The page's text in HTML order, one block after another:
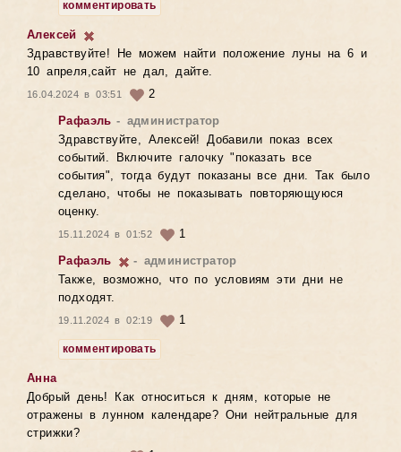
комментировать
Алексей
Здравствуйте! Не можем найти положение луны на 6 и
10 апреля,сайт не дал, дайте.
16.04.2024 в 03:51
2
Рафаэль - администратор
Здравствуйте, Алексей! Добавили показ всех
событий. Включите галочку "показать все
события", тогда будут показаны все дни. Так было
сделано, чтобы не показывать повторяющуюся
оценку.
15.11.2024 в 01:52
1
Рафаэль
- администратор
Также, возможно, что по условиям эти дни не
подходят.
19.11.2024 в 02:19 1
комментировать
Анна
Добрый день! Как относиться к дням, которые не
отражены в лунном календаре? Они нейтральные для
стрижки?